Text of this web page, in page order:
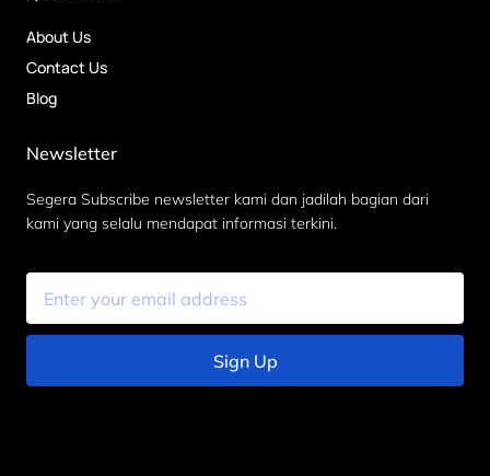
About Us
Contact Us
Blog
Newsletter
Segera Subscribe newsletter kami dan jadilah bagian dari
kami yang selalu mendapat informasi terkini.
Sign Up